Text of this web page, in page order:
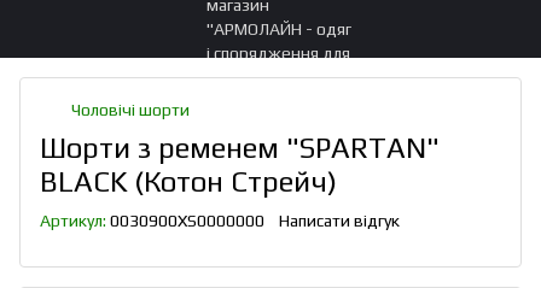
Чоловічі шорти
Шорти з ременем "SPARTAN"
BLACK (Котон Стрейч)
Артикул: 0030900XS0000000 Написати відгук